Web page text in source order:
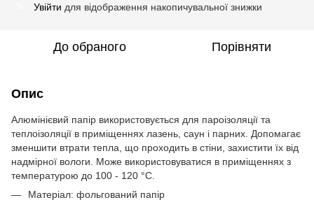
Увійти для відображення накопичувальної знижки
До обраного Порівняти
Опис
Алюмінієвий папір використовується для пароізоляції та
теплоізоляції в приміщеннях лазень, саун і парних. Допомагає
зменшити втрати тепла, що проходить в стіни, захистити їх від
надмірної вологи. Може використовуватися в приміщеннях з
температурою до 100 - 120 °С.
Матеріал: фольгований папір